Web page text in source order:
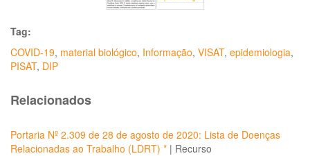
Tag:
COVID-19, material biológico, Informação, VISAT, epidemiologia,
PISAT, DIP
Relacionados
Portaria Nº 2.309 de 28 de agosto de 2020: Lista de Doenças
Relacionadas ao Trabalho (LDRT) * | Recurso